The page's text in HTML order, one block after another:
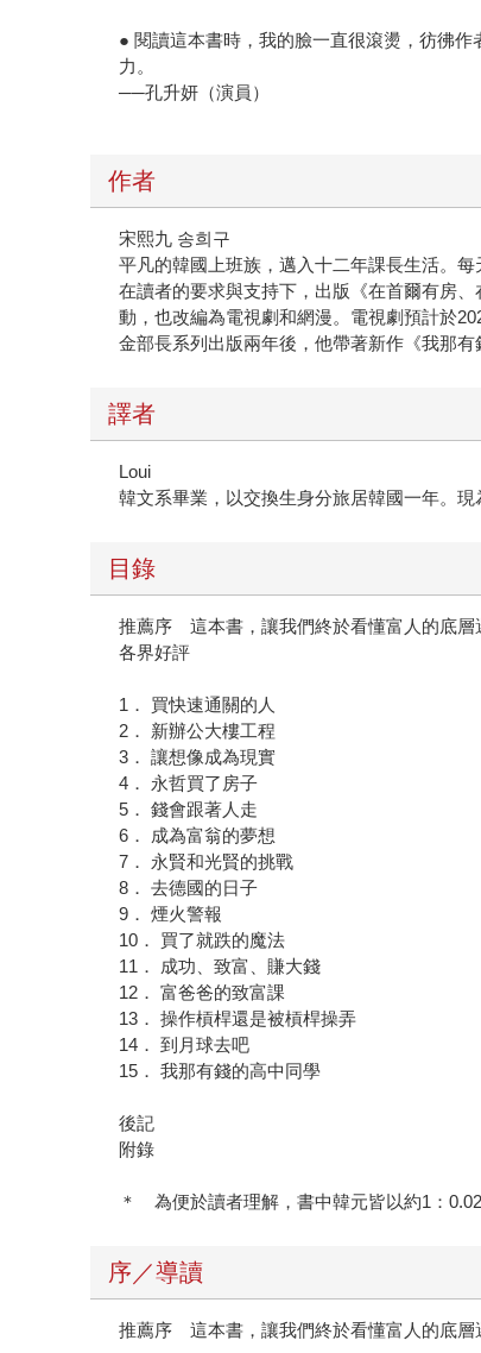
● 閱讀這本書時，我的臉一直很滾燙，彷彿
力。
──孔升妍（演員）
作者
宋熙九 송희구
平凡的韓國上班族，邁入十二年課長生活。
在讀者的要求與支持下，出版《在首爾有房
動，也改編為電視劇和網漫。電視劇預計於
金部長系列出版兩年後，他帶著新作《我那
譯者
Loui
韓文系畢業，以交換生身分旅居韓國一年。
目錄
推薦序 這本書，讓我們終於看懂富人的底層
各界好評
1． 買快速通關的人
2． 新辦公大樓工程
3． 讓想像成為現實
4． 永哲買了房子
5． 錢會跟著人走
6． 成為富翁的夢想
7． 永賢和光賢的挑戰
8． 去德國的日子
9． 煙火警報
10． 買了就跌的魔法
11． 成功、致富、賺大錢
12． 富爸爸的致富課
13． 操作槓桿還是被槓桿操弄
14． 到月球去吧
15． 我那有錢的高中同學
後記
附錄
＊ 為便於讀者理解，書中韓元皆以約1：
序／導讀
推薦序 這本書，讓我們終於看懂富人的底層